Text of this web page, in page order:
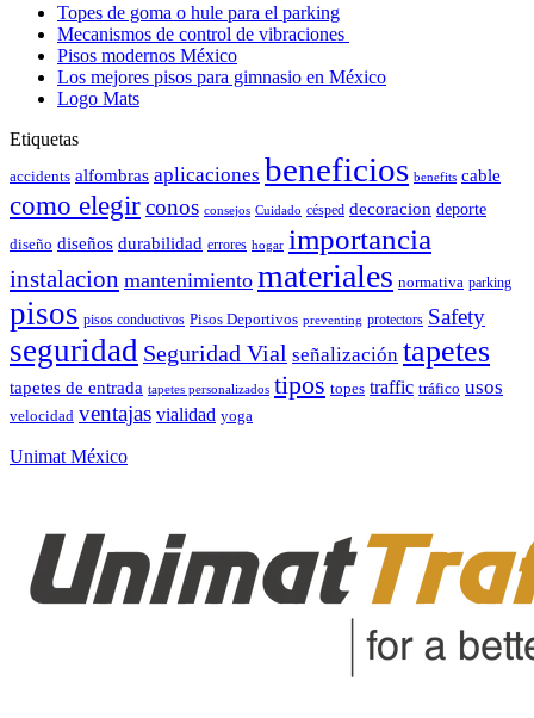
Topes de goma o hule para el parking
Mecanismos de control de vibraciones
Pisos modernos México
Los mejores pisos para gimnasio en México
Logo Mats
Etiquetas
accidents alfombras aplicaciones beneficios benefits cable
como elegirconos consejos Cuidado césped decoracion deporte
diseño diseños durabilidad errores hogar importancia
instalacion mantenimiento materiales normativa parking
pisos pisos conductivos Pisos Deportivos preventing protectors Safety
seguridad Seguridad Vial señalización tapetes
tapetes de entrada tapetes personalizados tipos topes traffic tráfico usos
velocidad ventajas vialidad yoga
Unimat México